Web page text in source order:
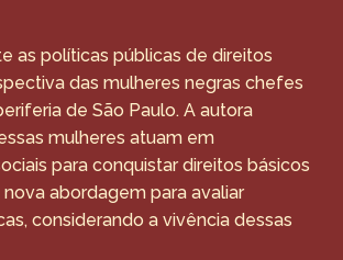
as políticas públicas de direitos
das mulheres negras chefes
de São Paulo. A autora
mulheres atuam em
para conquistar direitos básicos
abordagem para avaliar
considerando a vivência dessas